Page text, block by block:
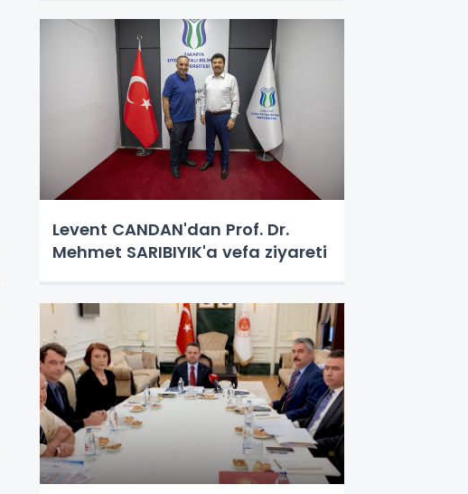
Levent CANDAN'dan Prof. Dr.
Mehmet SARIBIYIK'a vefa ziyareti